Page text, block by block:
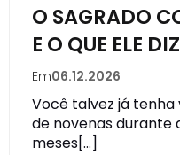
O SAGRADO
E O QUE ELE
Em06.12.2026
Você talvez já
de novenas durante
meses[…]